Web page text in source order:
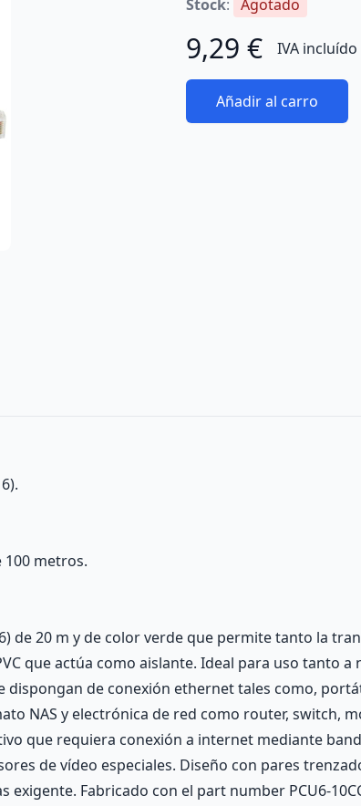
Stock: Agotado
9,29 € IVA incluído
Añadir al carro
100 metros.
de 20 m y de color verde que permite tanto la
que actúa como aislante. Ideal para uso tanto
de conexión ethernet tales como,
NAS y electrónica de red como router, switch,
que requiera conexión a internet mediante
de vídeo especiales. Diseño con pares
Fabricado con el part number PCU6-